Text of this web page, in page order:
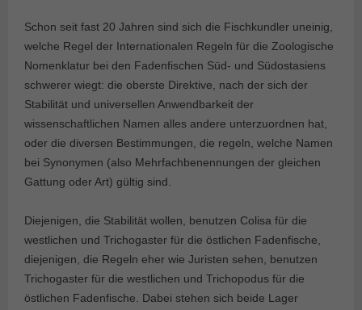
Schon seit fast 20 Jahren sind sich die Fischkundler uneinig,
welche Regel der Internationalen Regeln für die Zoologische
Nomenklatur bei den Fadenfischen Süd- und Südostasiens
schwerer wiegt: die oberste Direktive, nach der sich der
Stabilität und universellen Anwendbarkeit der
wissenschaftlichen Namen alles andere unterzuordnen hat,
oder die diversen Bestimmungen, die regeln, welche Namen
bei Synonymen (also Mehrfachbenennungen der gleichen
Gattung oder Art) gültig sind.
Diejenigen, die Stabilität wollen, benutzen Colisa für die
westlichen und Trichogaster für die östlichen Fadenfische,
diejenigen, die Regeln eher wie Juristen sehen, benutzen
Trichogaster für die westlichen und Trichopodus für die
östlichen Fadenfische. Dabei stehen sich beide Lager